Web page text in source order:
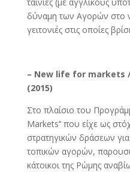
ταινίες (με αγγλικούς
δύναμη των Αγορών στο
γειτονιές στις οποίες
– New life for markets
(2015)
Στο πλαίσιο του
Markets’’ που είχε ως
στρατηγικών δράσεων
τοπικών αγορών,
κάτοικοι της Ρώμης